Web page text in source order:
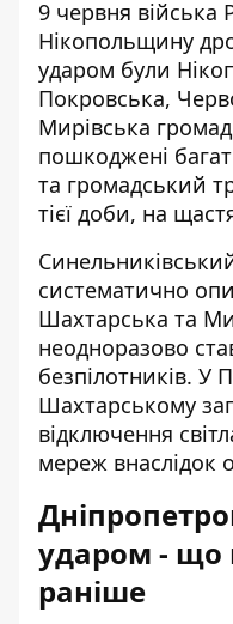
9 червня війська
Нікопольщину
ударом були
Покровська,
Мирівська
пошкоджені
та громадський
тієї доби, на
систематично
Шахтарська та
неодноразово
безпілотників. У
Шахтарському
відключення
мереж внаслідок
ударом - що
раніше